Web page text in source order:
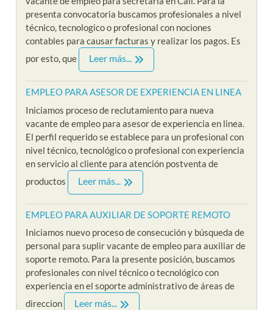
presenta convocatoria buscamos profesionales a nivel
técnico, tecnologico o profesional con nociones
contables para causar facturas y realizar los pagos. Es
por esto, que
Leer más...
EMPLEO PARA ASESOR DE EXPERIENCIA EN LINEA
Iniciamos proceso de reclutamiento para nueva
vacante de empleo para asesor de experiencia en linea.
El perfil requerido se establece para un profesional con
nivel técnico, tecnológico o profesional con experiencia
en servicio al cliente para atención postventa de
productos
Leer más...
EMPLEO PARA AUXILIAR DE SOPORTE REMOTO
Iniciamos nuevo proceso de consecución y búsqueda de
personal para suplir vacante de empleo para auxiliar de
soporte remoto. Para la presente posición, buscamos
profesionales con nivel técnico o tecnológico con
experiencia en el soporte administrativo de áreas de
direccion
Leer más...